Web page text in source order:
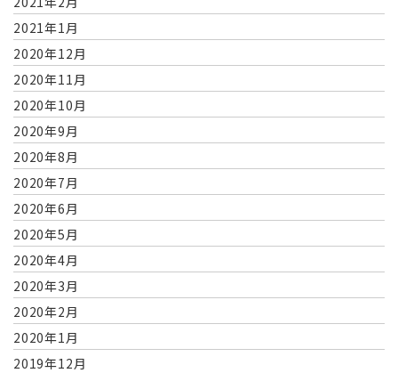
2021年1月
2020年12月
2020年11月
2020年10月
2020年9月
2020年8月
2020年7月
2020年6月
2020年5月
2020年4月
2020年3月
2020年2月
2020年1月
2019年12月